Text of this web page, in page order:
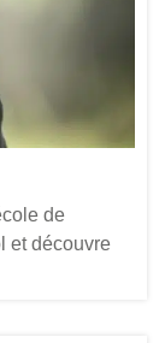
de
et découvre